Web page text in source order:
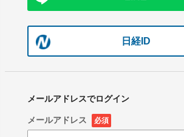
日経ID
メールアドレスでログイン
メールアドレス 必須